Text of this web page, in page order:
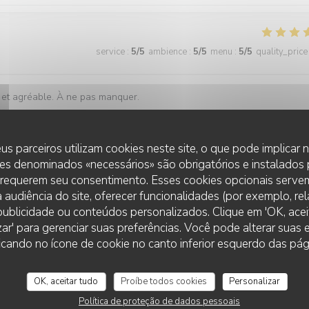
parceiros utilizam cookies neste site, o que pode implicar
denominados «necessários» são obrigatórios e
seu consentimento. Esses cookies opcionais
audiência do site, oferecer funcionalidades (por exemplo,
ou conteúdos personalizados. Clique em 'OK,
para gerenciar suas preferências. Você pode alterar suas
no ícone de cookie no canto inferior esquerdo das
OK, aceitar tudo Proíbe todos cookies
Personalizar
Política de proteção de dados pessoais
service : 5/5 ambience : 5/5 menu : 5/5 quality_price
agréable. À ne pas manquer.
vrai bonheur de savoir que vous avez passé un agréable moment
QVN Team
service: 5/5 ambience :5 /5 menu: /5 quality_price
et complicité. Tout ce que l'on attend d'une adresse de